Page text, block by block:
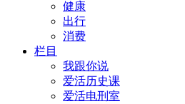
健康
出行
消费
栏目
我跟你说
爱活历史课
爱活电刑室